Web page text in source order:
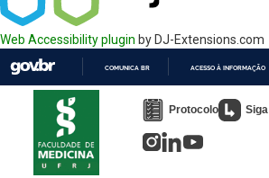
Web Accessibility plugin by DJ-Extensions.com
PARA
COMUNICA BR ACESSO À INFORMAÇÃO
Protocolo Siga